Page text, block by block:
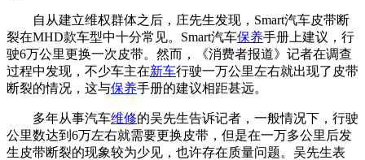
自从建立维权群体之后，庄先生发现，Smart汽车皮带断
裂在MHD款车型中十分常见。Smart汽车保养手册上建议，行
驶6万公里更换一次皮带。然而，《消费者报道》记者在调查
过程中发现，不少车主在新车行驶一万公里左右就出现了皮带
断裂的情况，这与保养手册的建议相距甚远。
多年从事汽车维修的吴先生告诉记者，一般情况下，行驶
公里数达到6万左右就需要更换皮带，但是在一万多公里后发
生皮带断裂的现象较为少见，也许存在质量问题。吴先生表